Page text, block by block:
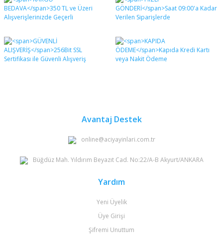
Avantaj Destek
online@aciyayinlari.com.tr
Büğdüz Mah. Yıldırım Beyazıt Cad. No:22/A-B Akyurt/ANKARA
Yardım
Yeni Üyelik
Üye Girişi
Şifremi Unuttum